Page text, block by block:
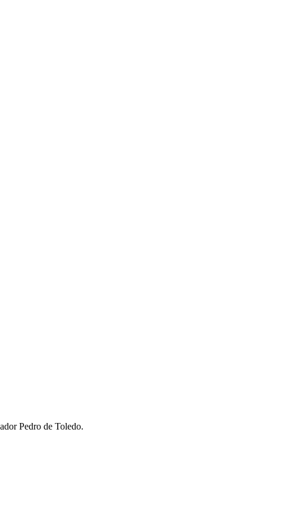
Pedro de Toledo.